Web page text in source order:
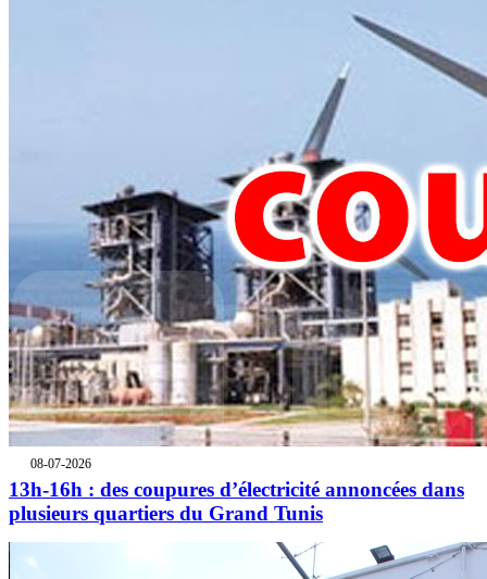
08-07-2026
13h-16h : des coupures d’électricité annoncées dans
plusieurs quartiers du Grand Tunis